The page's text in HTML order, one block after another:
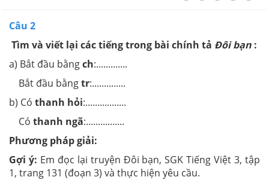
Câu 2
Tìm và viết lại các tiếng trong bài chính tả Đôi bạn :
a) Bắt đầu bằngch:.............
Bắt đầu bằngtr:..............
b) Có thanh hỏi:.................
Có thanh ngã:................
Phương pháp giải:
Gợi ý: Em đọc lại truyện Đôi bạn, SGK Tiếng Việt 3, tập
1, trang 131 (đoạn 3) và thực hiện yêu cầu.